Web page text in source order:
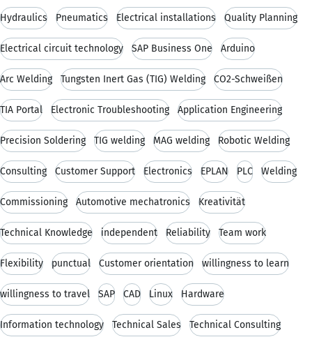
Hydraulics Pneumatics Electrical installations Quality Planning
Electrical circuit technology SAP Business One Arduino
Arc Welding Tungsten Inert Gas (TIG) Welding CO2-Schweißen
TIA Portal Electronic Troubleshooting Application Engineering
Precision Soldering TIG welding MAG welding Robotic Welding
Consulting Customer Support Electronics EPLAN PLC Welding
Commissioning Automotive mechatronics Kreativität
Technical Knowledge independent Reliability Team work
Flexibility punctual Customer orientation willingness to learn
willingness to travel SAP CAD Linux Hardware
Information technology Technical Sales Technical Consulting